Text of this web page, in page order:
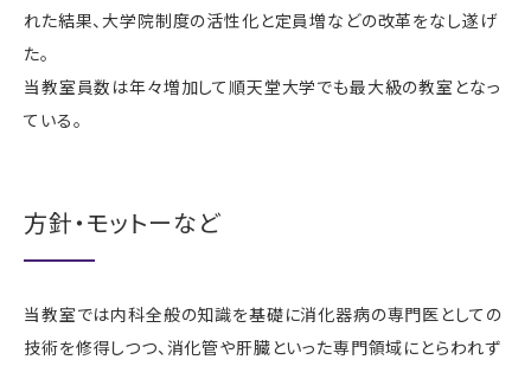
れた結果、大学院制度の活性化と定員増などの改革をなし遂げ
た。
当教室員数は年々増加して順天堂大学でも最大級の教室となっ
ている。
方針・モットーなど
当教室では内科全般の知識を基礎に消化器病の専門医としての
技術を修得しつつ、消化管や肝臓といった専門領域にとらわれず